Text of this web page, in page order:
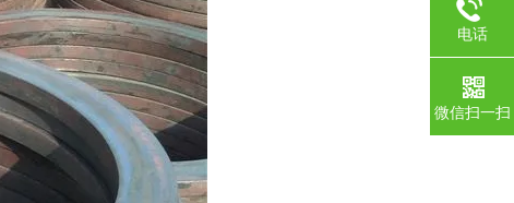
电话
微信扫一扫